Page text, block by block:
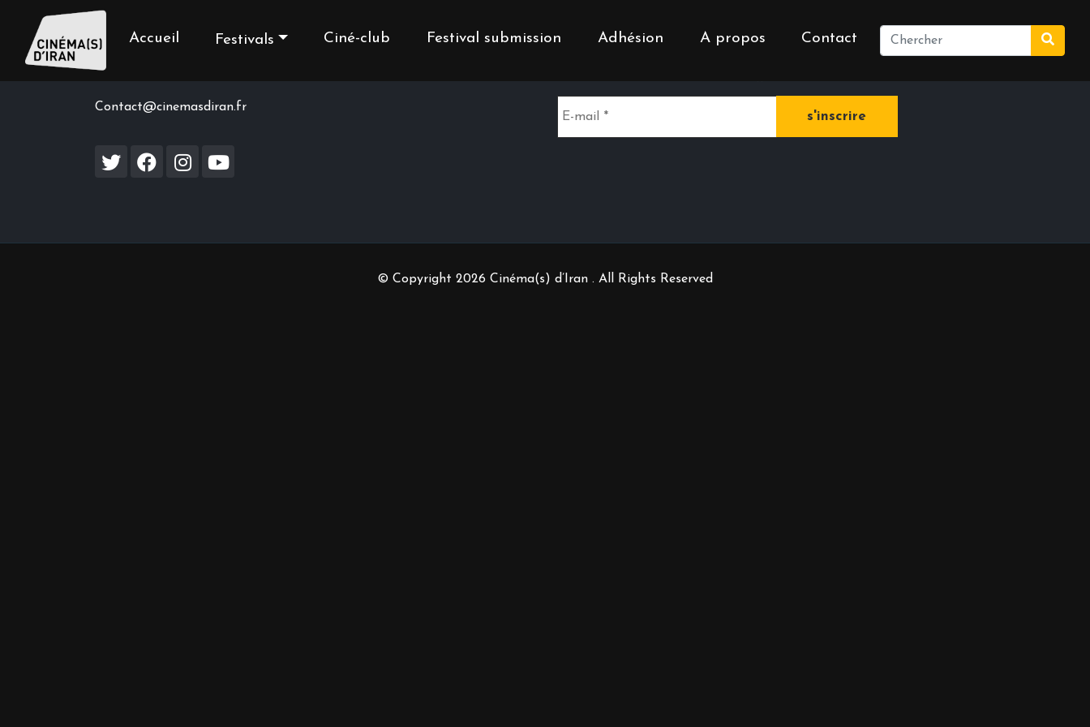
Accueil Festivals Ciné-club Festival submission Adhésion A propos Contact
Contact us
Contact@cinemasdiran.fr
Inscrivez-vous à notre newsletter
© Copyright 2026 Cinéma(s) d’Iran . All Rights Reserved